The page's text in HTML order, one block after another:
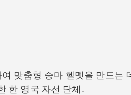
맞춤형 승마 헬멧을 만드는
한 영국 자선 단체.